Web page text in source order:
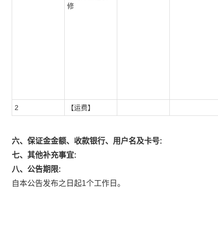
修
2 【运费】
六、保证金金额、收款银行、用户名及卡号:
七、其他补充事宜:
八、公告期限:
自本公告发布之日起1个工作日。